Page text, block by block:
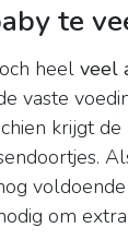
te
heel veel
vaste
krijgt de
om